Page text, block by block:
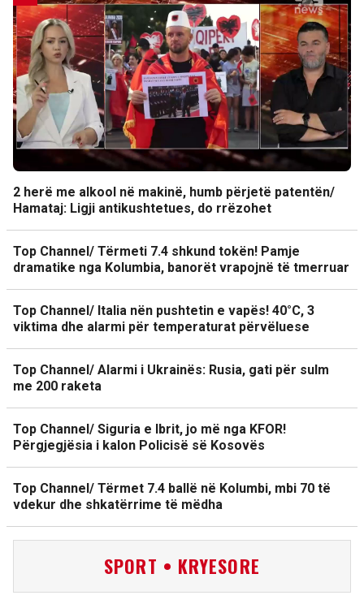
2 herë me alkool në makinë, humb përjetë patentën/
Hamataj: Ligji antikushtetues, do rrëzohet
Top Channel/ Tërmeti 7.4 shkund tokën! Pamje
dramatike nga Kolumbia, banorët vrapojnë të tmerruar
Top Channel/ Italia nën pushtetin e vapës! 40°C, 3
viktima dhe alarmi për temperaturat përvëluese
Top Channel/ Alarmi i Ukrainës: Rusia, gati për sulm
me 200 raketa
Top Channel/ Siguria e Ibrit, jo më nga KFOR!
Përgjegjësia i kalon Policisë së Kosovës
Top Channel/ Tërmet 7.4 ballë në Kolumbi, mbi 70 të
vdekur dhe shkatërrime të mëdha
SPORT • KRYESORE